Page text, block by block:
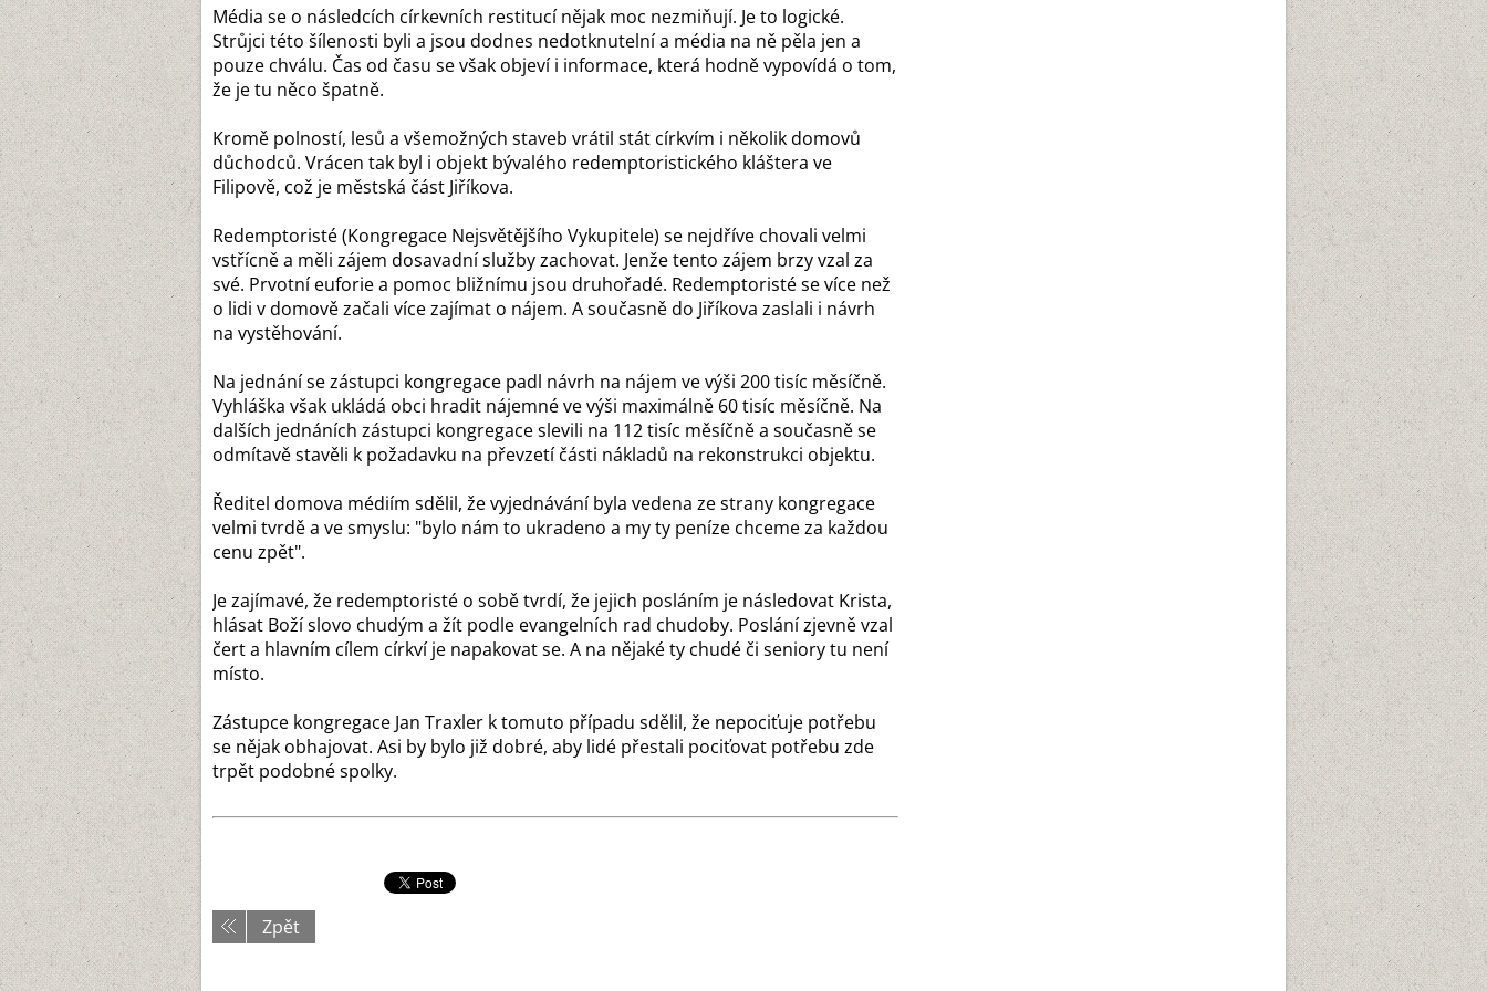
Média se o následcích církevních restitucí nějak moc nezmiňují. Je to logické.
Strůjci této šílenosti byli a jsou dodnes nedotknutelní a média na ně pěla jen a
pouze chválu. Čas od času se však objeví i informace, která hodně vypovídá o tom,
že je tu něco špatně.
Kromě polností, lesů a všemožných staveb vrátil stát církvím i několik domovů
důchodců. Vrácen tak byl i objekt bývalého redemptoristického kláštera ve
Filipově, což je městská část Jiříkova.
Redemptoristé (Kongregace Nejsvětějšího Vykupitele) se nejdříve chovali velmi
vstřícně a měli zájem dosavadní služby zachovat. Jenže tento zájem brzy vzal za
své. Prvotní euforie a pomoc bližnímu jsou druhořadé. Redemptoristé se více než
o lidi v domově začali více zajímat o nájem. A současně do Jiříkova zaslali i návrh
na vystěhování.
Na jednání se zástupci kongregace padl návrh na nájem ve výši 200 tisíc měsíčně.
Vyhláška však ukládá obci hradit nájemné ve výši maximálně 60 tisíc měsíčně. Na
dalších jednáních zástupci kongregace slevili na 112 tisíc měsíčně a současně se
odmítavě stavěli k požadavku na převzetí části nákladů na rekonstrukci objektu.
Ředitel domova médiím sdělil, že vyjednávání byla vedena ze strany kongregace
velmi tvrdě a ve smyslu: "bylo nám to ukradeno a my ty peníze chceme za každou
cenu zpět".
Je zajímavé, že redemptoristé o sobě tvrdí, že jejich posláním je následovat Krista,
hlásat Boží slovo chudým a žít podle evangelních rad chudoby. Poslání zjevně vzal
čert a hlavním cílem církví je napakovat se. A na nějaké ty chudé či seniory tu není
místo.
Zástupce kongregace Jan Traxler k tomuto případu sdělil, že nepociťuje potřebu
se nějak obhajovat. Asi by bylo již dobré, aby lidé přestali pociťovat potřebu zde
trpět podobné spolky.
Zpět